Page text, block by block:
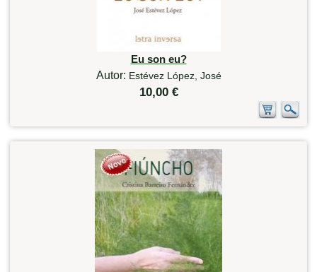
Eu son eu?
Autor: Estévez López, José
10,00 €